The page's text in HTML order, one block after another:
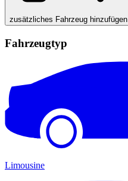
zusätzliches Fahrzeug hinzufügen
Fahrzeugtyp
Limousine